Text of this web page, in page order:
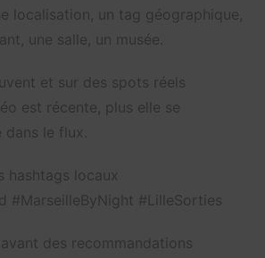
localisation, un tag géographique,
une salle, un musée.
et sur des spots réels
est récente, plus elle se
le flux.
hashtags locaux
#MarseilleByNight #LilleSorties
des recommandations